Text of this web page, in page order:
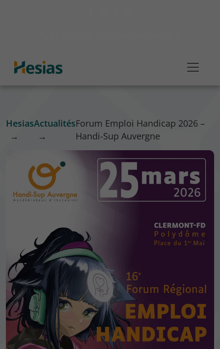
Hesias
→
Actualités
→
Forum Emploi Handicap 2026 –
Handi-Sup Auvergne